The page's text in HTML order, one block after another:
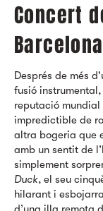
Concert
Després de més
fusió instrumental,
reputació
impredictible de
altra bogeria que
amb un sentit de
simplement
Duck, el seu
hilarant i